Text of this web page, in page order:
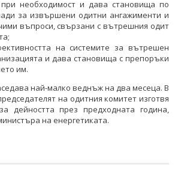
ЗА ИЗБОР НА
НА ЕНЕРГИЙНИТЕ ДРУЖЕСТВА
В ДЪРЖАВНАТА
УЧАСТИЕ
НА СЪВЕТА НА ЕС
необходимост и дава становища по
за извършени одитни ангажименти и
въпроси, свързани с вътрешния одит
на системите за вътрешен
и дава становища с препоръки
им.
най-малко веднъж на два месеца. В
на одитния комитет изготвя
дейността през предходната година,
на енергетиката.